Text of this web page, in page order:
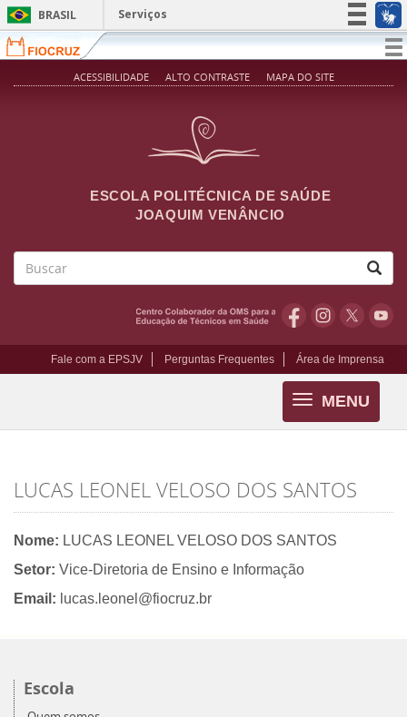
Pular para o conteúdo principal
BRASIL
Serviços
Simplifique!
Participe
ACESSIBILIDADE ALTO CONTRASTE MAPA DO SITE
ESCOLA POLITÉCNICA DE SAÚDE
JOAQUIM VENÂNCIO
Fale com a EPSJV Perguntas Frequentes Área de Imprensa
MENU
Toggle
navigation
LUCAS LEONEL VELOSO DOS SANTOS
Nome: LUCAS LEONEL VELOSO DOS SANTOS
Setor: Vice-Diretoria de Ensino e Informação
Email: lucas.leonel@fiocruz.br
Escola